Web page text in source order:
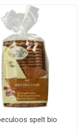
spelt bio